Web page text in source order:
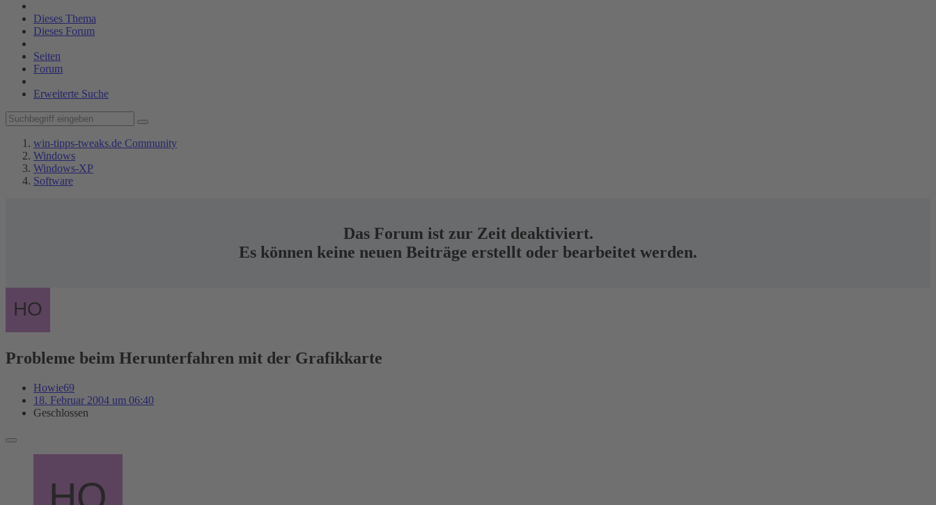
Dieses Thema
Dieses Forum
Seiten
Forum
Erweiterte Suche
win-tipps-tweaks.de Community
Windows
Windows-XP
Software
Das Forum ist zur Zeit deaktiviert.
Es können keine neuen Beiträge erstellt oder bearbeitet werden.
Probleme beim Herunterfahren mit der Grafikkarte
Howie69
18. Februar 2004 um 06:40
Geschlossen